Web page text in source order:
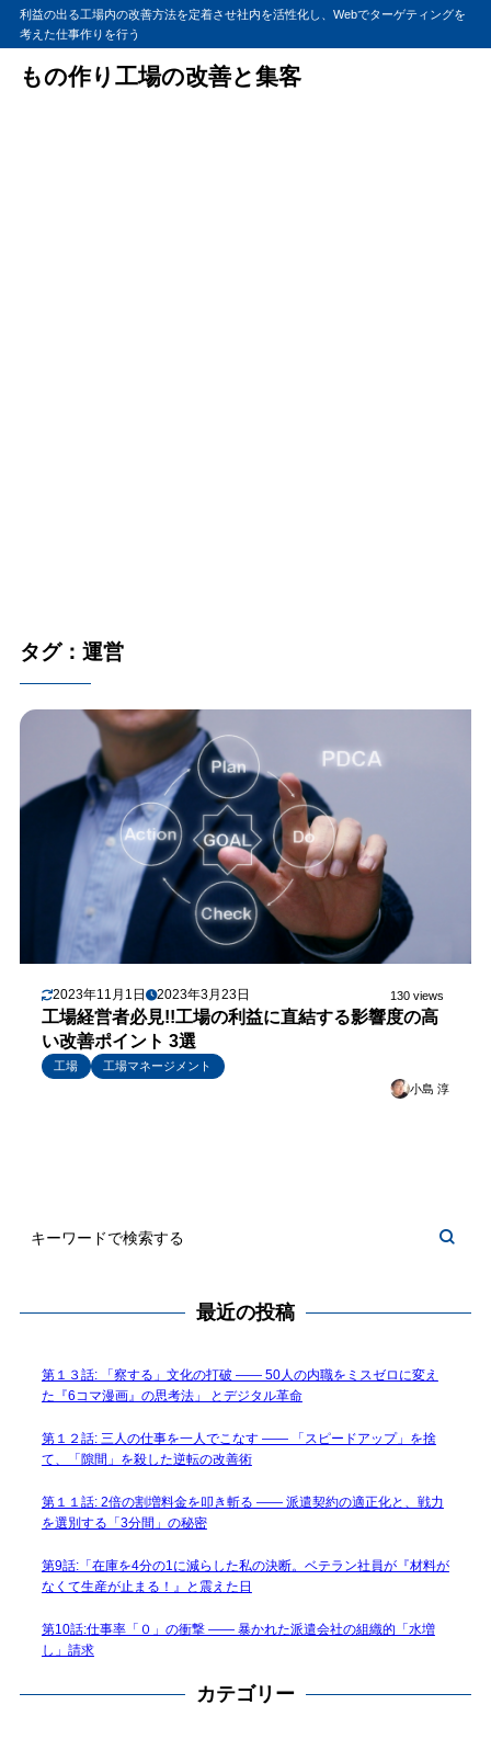
利益の出る工場内の改善方法を定着させ社内を活性化し、Webでターゲティングを
考えた仕事作りを行う
もの作り工場の改善と集客
タグ：運営
2023年11月1日 2023年3月23日 130 views
工場経営者必見!!工場の利益に直結する影響度の高
い改善ポイント 3選
工場
工場マネージメント
小島 淳
最近の投稿
第１３話: 「察する」文化の打破 —— 50人の内職をミスゼロに変え
た『6コマ漫画』の思考法」 とデジタル革命
第１２話: 三人の仕事を一人でこなす —— 「スピードアップ」を捨
て、「隙間」を殺した逆転の改善術
第１１話: 2倍の割増料金を叩き斬る —— 派遣契約の適正化と、戦力
を選別する「3分間」の秘密
第9話:「在庫を4分の1に減らした私の決断。ベテラン社員が『材料が
なくて生産が止まる！』と震えた日
第10話:仕事率「０」の衝撃 —— 暴かれた派遣会社の組織的「水増
し」請求
カテゴリー